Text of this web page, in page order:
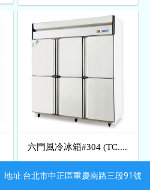
地址:台北市中正區重慶南路三段91號
六門風冷冰箱#304 (TC....